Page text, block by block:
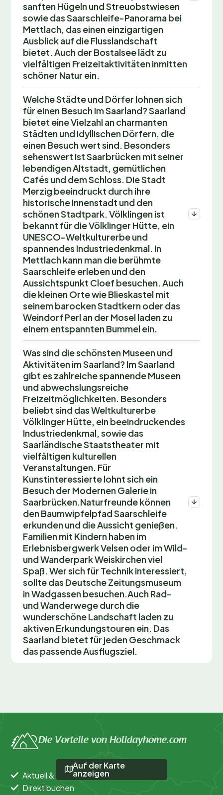
sanften Hügeln und Streuobstwiesen
sowie das Saarschleife-Panorama bei
Mettlach, das einen einzigartigen
Ausblick auf die Flusslandschaft
bietet. Auch der Bostalsee lädt zu
vielfältigen Freizeitaktivitäten inmitten
schöner Natur ein.
Welche Städte und Dörfer lohnen sich
für einen Besuch im Saarland? Saarland
bietet eine Vielzahl an charmanten
Städten und idyllischen Dörfern, die
einen Besuch wert sind. Besonders
sehenswert ist Saarbrücken mit seiner
lebendigen Altstadt, gemütlichen
Cafés und dem Schloss. Die Stadt
Merzig beeindruckt durch ihre
historische Innenstadt und den
schönen Stadtpark. Völklingen ist
bekannt für die Völklinger Hütte, ein
UNESCO-Weltkulturerbe und
spannendes Industriedenkmal. In
Mettlach kann man die berühmte
Saarschleife erleben und den
Aussichtspunkt Cloef besuchen. Auch
die kleinen Orte wie Blieskastel mit
seinem barocken Stadtkern oder das
Weindorf Perl an der Mosel laden zu
einem entspannten Bummel ein.
Was sind die schönsten Museen und
Aktivitäten im Saarland? Im Saarland
gibt es zahlreiche spannende Museen
und abwechslungsreiche
Freizeitmöglichkeiten. Besonders
beliebt sind das Weltkulturerbe
Völklinger Hütte, ein beeindruckendes
Industriedenkmal, sowie das
Saarländische Staatstheater mit
vielfältigen kulturellen
Veranstaltungen. Für
Kunstinteressierte lohnt sich ein
Besuch der Modernen Galerie in
Saarbrücken.Naturfreunde können
den Baumwipfelpfad Saarschleife
erkunden und die Aussicht genießen.
Familien mit Kindern haben im
Erlebnisbergwerk Velsen oder im Wild-
und Wanderpark Weiskirchen viel
Spaß. Wer sich für Technik interessiert,
sollte das Deutsche Zeitungsmuseum
in Wadgassen besuchen.Auch Rad-
und Wanderwege durch die
wunderschöne Landschaft laden zu
aktiven Erkundungstouren ein. Das
Saarland bietet für jeden Geschmack
das passende Ausflugsziel.
Auf der Karte
anzeigen
Die Vorteile von Holidayhome.com
Aktuell & verlässlich
Direkt buchen